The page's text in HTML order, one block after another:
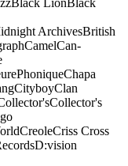
Black LionBlack
ArchivesBritish
CamelCan-
Chapa
CityboyClan
Collector's
CreoleCriss Cross
D:vision